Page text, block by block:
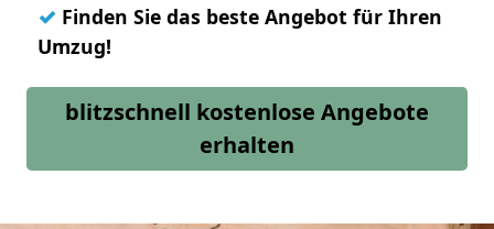
✓ Finden Sie das beste Angebot für Ihren
Umzug!
blitzschnell kostenlose Angebote
erhalten